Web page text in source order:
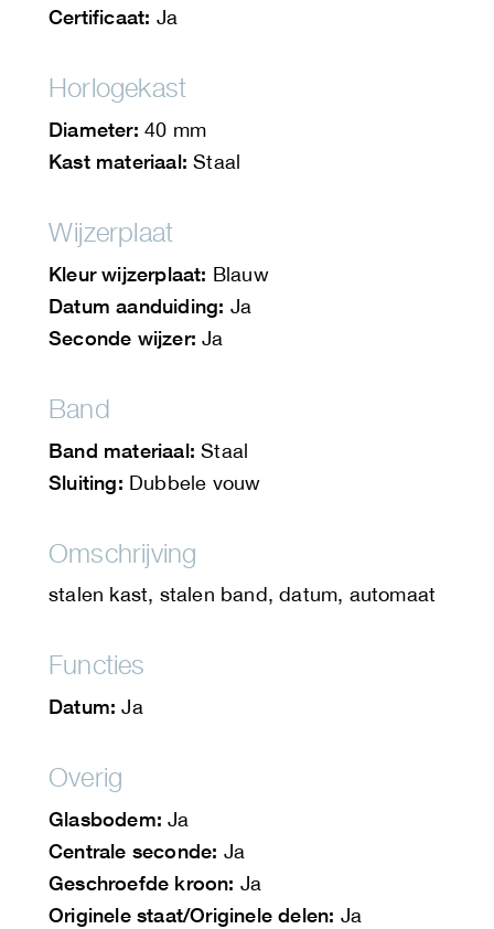
Certificaat: Ja
Horlogekast
Diameter: 40 mm
Kast materiaal: Staal
Wijzerplaat
Kleur wijzerplaat: Blauw
Datum aanduiding: Ja
Seconde wijzer: Ja
Band
Band materiaal: Staal
Sluiting: Dubbele vouw
Omschrijving
stalen kast, stalen band, datum, automaat
Functies
Datum: Ja
Overig
Glasbodem: Ja
Centrale seconde: Ja
Geschroefde kroon: Ja
Originele staat/Originele delen: Ja